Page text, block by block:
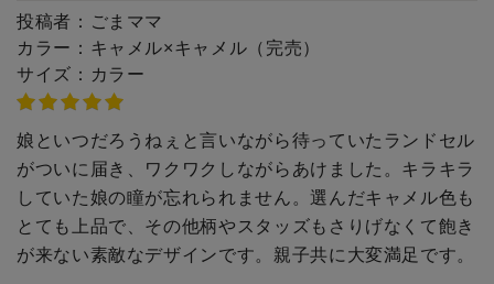
投稿者： ごまママ
カラー： キャメル×キャメル（完売）
サイズ： カラー
娘といつだろうねぇと言いながら待っていたランドセル
がついに届き、ワクワクしながらあけました。キラキラ
していた娘の瞳が忘れられません。選んだキャメル色も
とても上品で、その他柄やスタッズもさりげなくて飽き
が来ない素敵なデザインです。親子共に大変満足です。